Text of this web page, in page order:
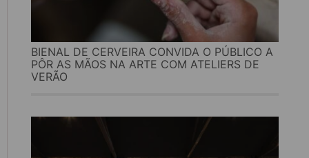
BIENAL DE CERVEIRA CONVIDA O PÚBLICO A
PÔR AS MÃOS NA ARTE COM ATELIERS DE
VERÃO